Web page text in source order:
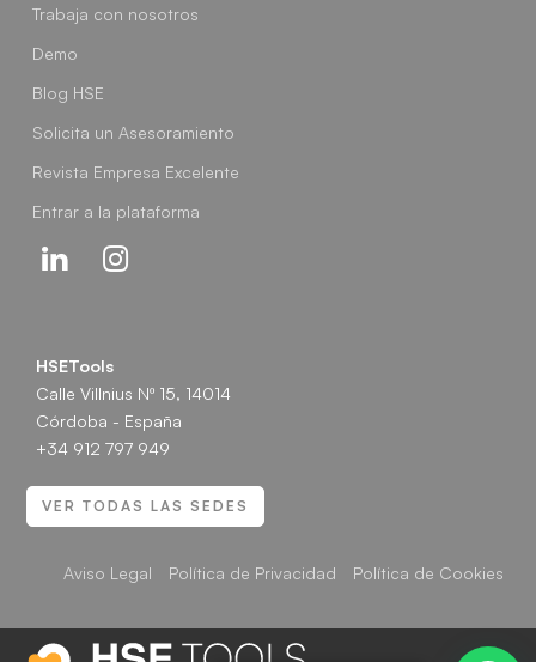
Trabaja con nosotros
Demo
Blog HSE
Solicita un Asesoramiento
Revista Empresa Excelente
Entrar a la plataforma
Linkedin
HSETools
Calle Villnius Nº 15, 14014
Córdoba - España
+34 912 797 949
VER TODAS LAS SEDES
Aviso Legal Política de Privacidad Política de Cookies